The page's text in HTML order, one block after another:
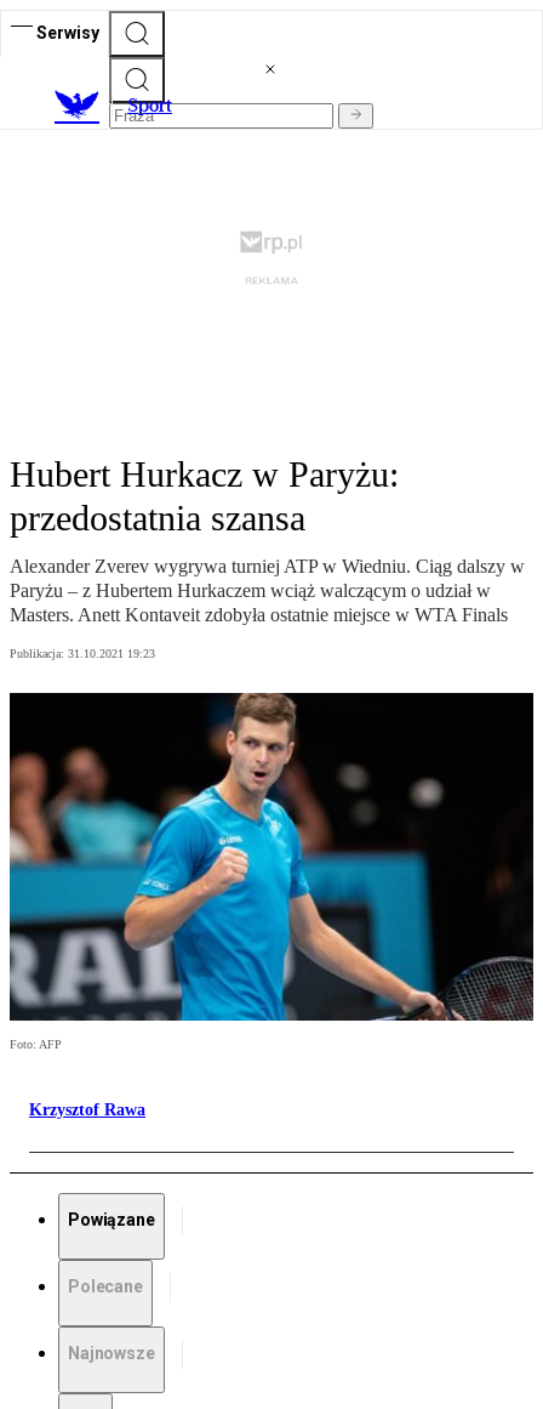
Serwisy
Sport
Hubert Hurkacz w Paryżu:
przedostatnia szansa
Alexander Zverev wygrywa turniej ATP w Wiedniu. Ciąg dalszy w
Paryżu – z Hubertem Hurkaczem wciąż walczącym o udział w
Masters. Anett Kontaveit zdobyła ostatnie miejsce w WTA Finals
Publikacja: 31.10.2021 19:23
Foto: AFP
Krzysztof Rawa
Powiązane
Polecane
Najnowsze